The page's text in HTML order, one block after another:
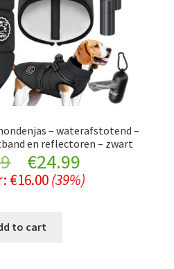
– waterafstotend –
en reflectoren – zwart
Original
price
was:
€24.99Current
price
€16.00(39%)
to cart